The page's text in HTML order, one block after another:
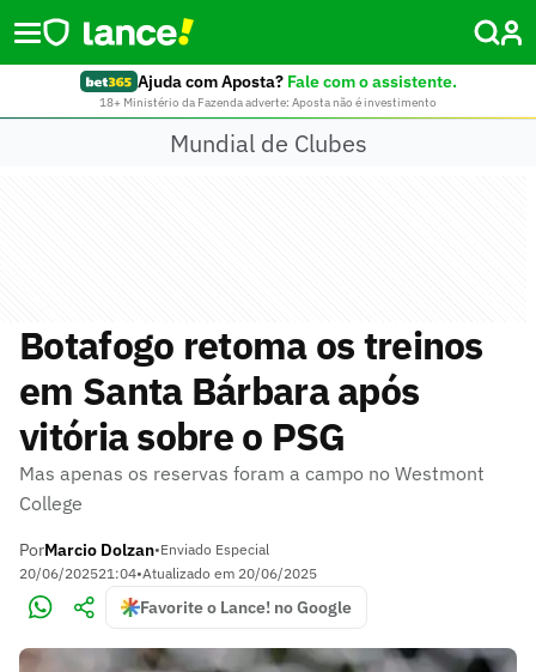
Ajuda com Aposta? Fale com o assistente.
18+ Ministério da Fazenda adverte: Aposta não é investimento
Mundial de Clubes
Botafogo retoma os treinos
em Santa Bárbara após
vitória sobre o PSG
Mas apenas os reservas foram a campo no Westmont
College
PorMarcio Dolzan•Enviado Especial
20/06/202521:04•Atualizado em 20/06/2025
Favorite o Lance! no Google